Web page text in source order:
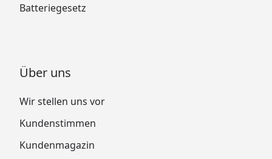
Batteriegesetz
Über uns
Wir stellen uns vor
Kundenstimmen
Kundenmagazin